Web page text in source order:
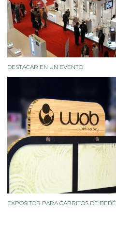
DESTACAR EN UN EVENTO
EXPOSITOR PARA CARRITOS DE BEBÉ